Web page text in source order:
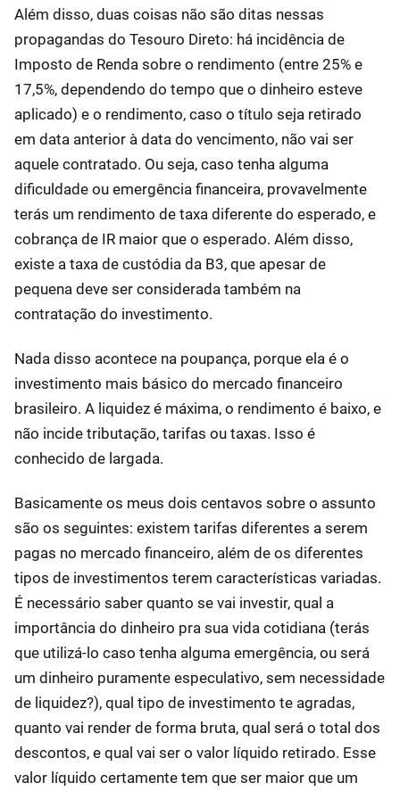
Além disso, duas coisas não são ditas nessas
propagandas do Tesouro Direto: há incidência de
Imposto de Renda sobre o rendimento (entre 25% e
17,5%, dependendo do tempo que o dinheiro esteve
aplicado) e o rendimento, caso o título seja retirado
em data anterior à data do vencimento, não vai ser
aquele contratado. Ou seja, caso tenha alguma
dificuldade ou emergência financeira, provavelmente
terás um rendimento de taxa diferente do esperado, e
cobrança de IR maior que o esperado. Além disso,
existe a taxa de custódia da B3, que apesar de
pequena deve ser considerada também na
contratação do investimento.
Nada disso acontece na poupança, porque ela é o
investimento mais básico do mercado financeiro
brasileiro. A liquidez é máxima, o rendimento é baixo, e
não incide tributação, tarifas ou taxas. Isso é
conhecido de largada.
Basicamente os meus dois centavos sobre o assunto
são os seguintes: existem tarifas diferentes a serem
pagas no mercado financeiro, além de os diferentes
tipos de investimentos terem características variadas.
É necessário saber quanto se vai investir, qual a
importância do dinheiro pra sua vida cotidiana (terás
que utilizá-lo caso tenha alguma emergência, ou será
um dinheiro puramente especulativo, sem necessidade
de liquidez?), qual tipo de investimento te agradas,
quanto vai render de forma bruta, qual será o total dos
descontos, e qual vai ser o valor líquido retirado. Esse
valor líquido certamente tem que ser maior que um